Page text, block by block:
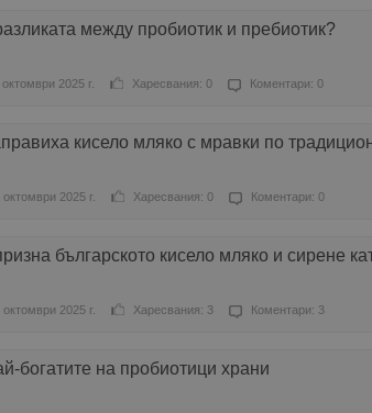
между пробиотик и пребиотик?
2025 г. Харесвания: 0 Коментари: 0
кисело мляко с мравки по
2025 г. Харесвания: 0 Коментари: 0
българското кисело мляко и сирене
2025 г. Харесвания: 3 Коментари: 3
богатите на пробиотици храни